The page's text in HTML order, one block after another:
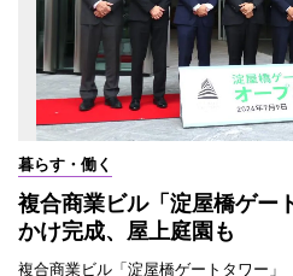
暮らす・働く
複合商業ビル「淀屋橋ゲ
かけ完成、屋上庭園も
複合商業ビル「淀屋橋ゲートタワー